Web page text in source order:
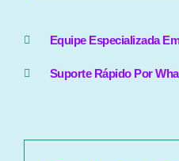
Equipe Especializada
Suporte Rápido Por